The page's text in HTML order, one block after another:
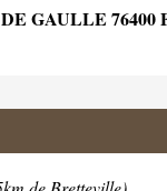
GAULLE 76400